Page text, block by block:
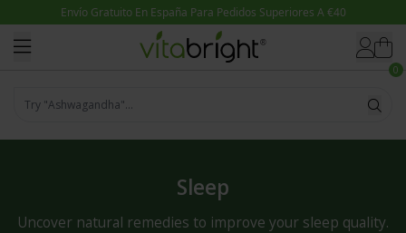
Ir directamente al contenido
0
Try "Ashwagandha"...
Sleep
Uncover natural remedies to improve your sleep quality.